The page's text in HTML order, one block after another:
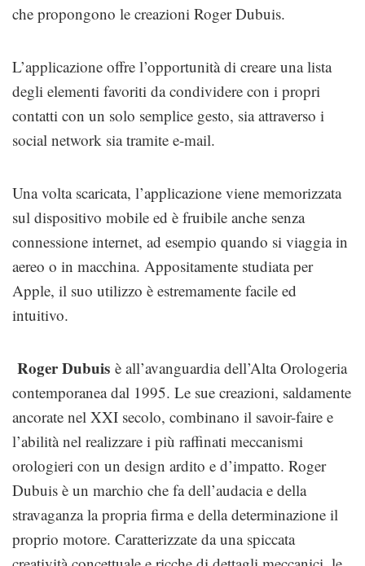
che propongono le creazioni Roger Dubuis.
L’applicazione offre l’opportunità di creare una lista
degli elementi favoriti da condividere con i propri
contatti con un solo semplice gesto, sia attraverso i
social network sia tramite e-mail.
Una volta scaricata, l’applicazione viene memorizzata
sul dispositivo mobile ed è fruibile anche senza
connessione internet, ad esempio quando si viaggia in
aereo o in macchina. Appositamente studiata per
Apple, il suo utilizzo è estremamente facile ed
intuitivo.
Roger Dubuis è all’avanguardia dell’Alta Orologeria
contemporanea dal 1995. Le sue creazioni, saldamente
ancorate nel XXI secolo, combinano il savoir-faire e
l’abilità nel realizzare i più raffinati meccanismi
orologieri con un design ardito e d’impatto. Roger
Dubuis è un marchio che fa dell’audacia e della
stravaganza la propria firma e della determinazione il
proprio motore. Caratterizzate da una spiccata